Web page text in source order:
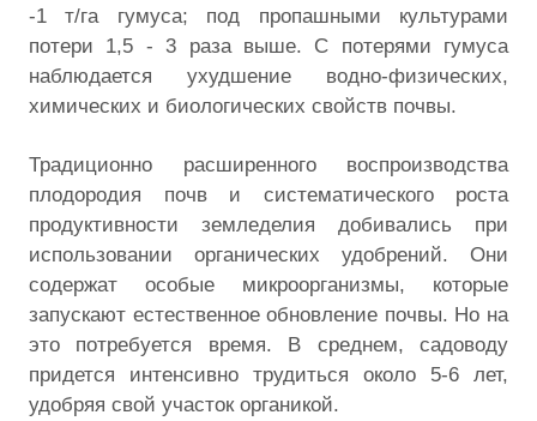
-1 т/га гумуса; под пропашными культурами
потери 1,5 - 3 раза выше. С потерями гумуса
наблюдается ухудшение водно-физических,
химических и биологических свойств почвы.
Традиционно расширенного воспроизводства
плодородия почв и систематического роста
продуктивности земледелия добивались при
использовании органических удобрений. Они
содержат особые микроорганизмы, которые
запускают естественное обновление почвы. Но на
это потребуется время. В среднем, садоводу
придется интенсивно трудиться около 5-6 лет,
удобряя свой участок органикой.